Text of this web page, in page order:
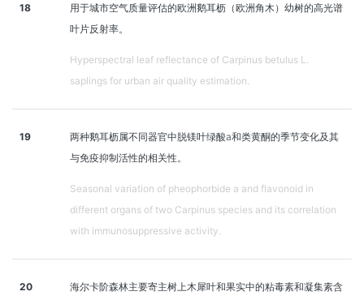
18
用于城市空气质量评估的欧洲鹅耳枥（欧洲角木）幼树的高光谱
叶片反射率。
Hyperspectral leaf reflectance of Carpinus betulus L.
saplings for urban air quality estimation.
19
两种鹅耳枥属不同器官中脱镁叶绿酸a和类黄酮的季节变化及其
与免疫抑制活性的相关性。
Seasonal variation of pheophorbide a and flavonoid in
different organs of two Carpinus species and its correlation
with immunosuppressive activity.
20
海尔卡阶森林主要寄主树上木犀叶和果实中的粘毒素和凝集素含